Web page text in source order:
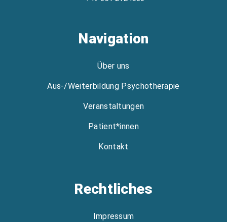
Navigation
Über uns
Aus-/Weiterbildung Psychotherapie
Veranstaltungen
Patient*innen
Kontakt
Rechtliches
Impressum